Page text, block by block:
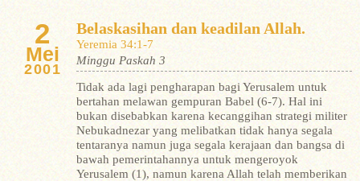
2
Mei
2001
Belaskasihan dan keadilan Allah.
Yeremia 34:1-7
Minggu Paskah 3
Tidak ada lagi pengharapan bagi Yerusalem untuk
bertahan melawan gempuran Babel (6-7). Hal ini
bukan disebabkan karena kecanggihan strategi militer
Nebukadnezar yang melibatkan tidak hanya segala
tentaranya namun juga segala kerajaan dan bangsa di
bawah pemerintahannya untuk mengeroyok
Yerusalem (1), namun karena Allah telah memberikan